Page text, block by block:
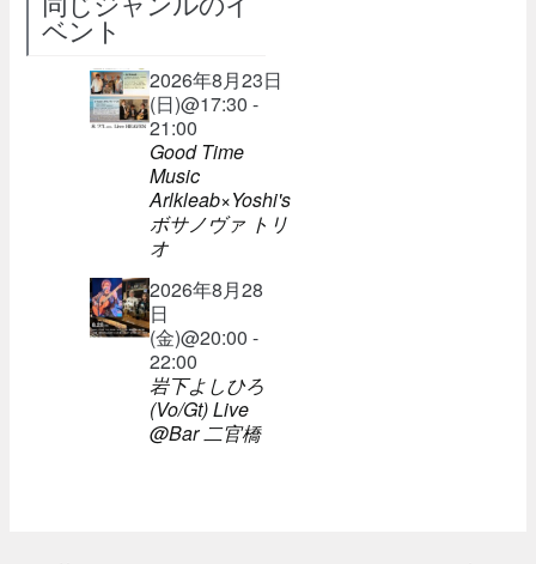
ベント
2026年8月23日
(日)@17:30 -
21:00
Good Time
Music
Arlkleab×Yoshi's
ボサノヴァ トリ
オ
2026年8月28
日
(金)@20:00 -
22:00
岩下よしひろ
(Vo/Gt) Live
@Bar 二官橋